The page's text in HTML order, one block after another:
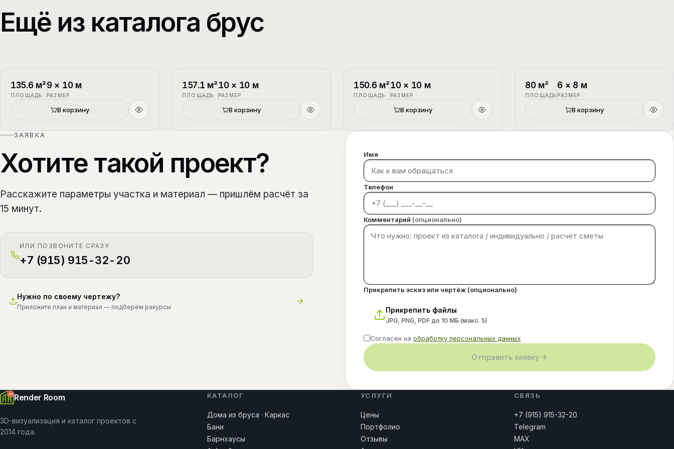
Ещё из каталога брус
П-1
Новый
135.6м²
ПЛОЩАДЬ
9× 10м
РАЗМЕР
В корзину
П-2
157.1 м²
ПЛОЩАДЬ
10× 10 м
РАЗМЕР
В корзину
П-3
150.6м²
ПЛОЩАДЬ
10× 10 м
РАЗМЕР
В корзину
П-4
80м²
ПЛОЩАДЬ
6 × 8 м
РАЗМЕР
В корзину
ЗАЯВКА
Хотите такой проект?
Расскажите параметры участка и материал — пришлём расчёт за
15 минут.
ИЛИ ПОЗВОНИТЕ СРАЗУ
+7 (915) 915-32-20
Нужно по своему чертежу?
Приложите план и материал — подберём ракурсы
Имя
Телефон
Комментарий (опционально)
Прикрепить эскиз или чертёж (опционально)
Прикрепить файлы
JPG, PNG, PDF до 10 МБ (макс.5)
Согласен наобработку персональных данных
Отправить заявку
Render Room
3D-визуализация и каталог проектов с
2014 года.
КАТАЛОГ
Дома из бруса · Каркас
Бани
Барнхаусы
УСЛУГИ
Цены
Портфолио
Отзывы
СВЯЗЬ
+7 (915) 915-32-20
Telegram
MAX